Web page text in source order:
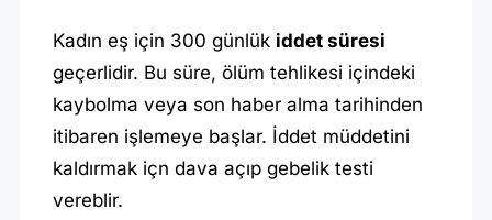
Kadın eş için 300 günlük iddet süresi
geçerlidir. Bu süre, ölüm tehlikesi içindeki
kaybolma veya son haber alma tarihinden
itibaren işlemeye başlar. İddet müddetini
kaldırmak içn dava açıp gebelik testi
vereblir.